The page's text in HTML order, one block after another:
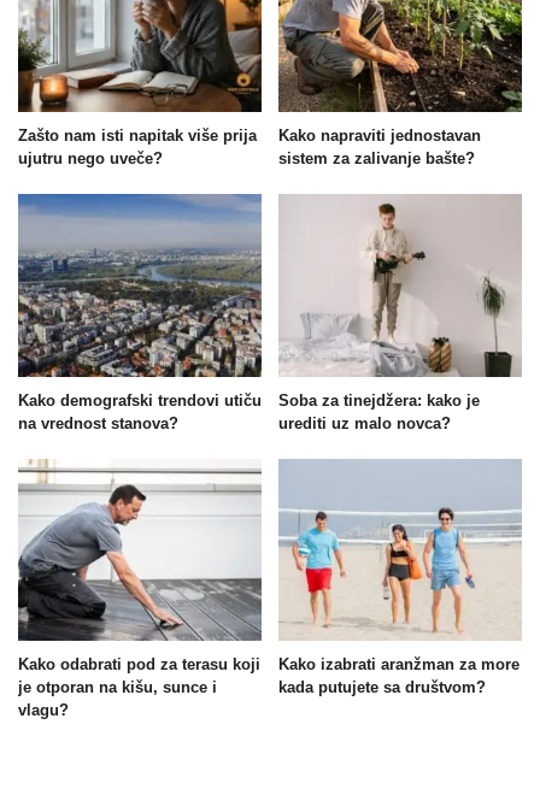
Zašto nam isti napitak više prija
ujutru nego uveče?
Kako napraviti jednostavan
sistem za zalivanje bašte?
Kako demografski trendovi utiču
na vrednost stanova?
Soba za tinejdžera: kako je
urediti uz malo novca?
Kako odabrati pod za terasu koji
je otporan na kišu, sunce i
vlagu?
Kako izabrati aranžman za more
kada putujete sa društvom?